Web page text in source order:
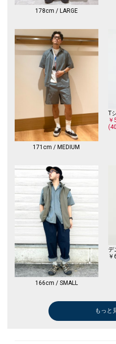
※撮影環境による光の当たり具合やパ
※画像の商品はサンプルです。
実際の商品と仕様、加工、サイズが
178cm / LARGE
171cm / MEDIUM
T
166cm / SMALL
デ
T
メ
そ
T
T
T
T
そ
そ
もっと